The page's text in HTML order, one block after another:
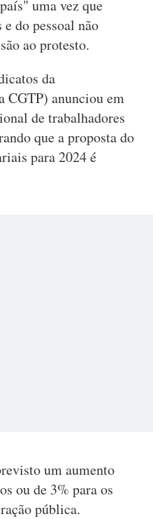
uma vez que
do pessoal não
ao protesto.
da
CGTP) anunciou em
de trabalhadores
que a proposta do
para 2024 é
um aumento
ou de 3% para os
pública.